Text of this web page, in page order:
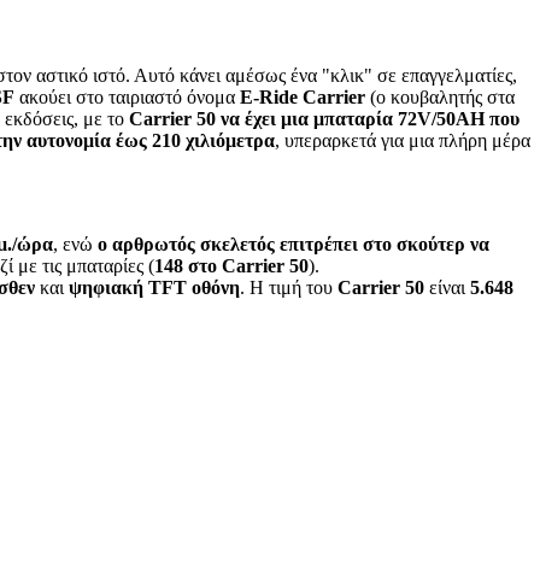
αστικό ιστό. Αυτό κάνει αμέσως ένα "κλικ" σε επαγγελματίες,
ακούει στο ταιριαστό όνομα E-Ride Carrier (ο κουβαλητής στα
με το Carrier 50 να έχει μια μπαταρία 72V/50AH που
αυτονομία έως 210 χιλιόμετρα, υπεραρκετά για μια πλήρη μέρα
ώρα, ενώ ο αρθρωτός σκελετός επιτρέπει στο σκούτερ να
με τις μπαταρίες (148 στο Carrier 50).
καιψηφιακή TFT οθόνη. Η τιμή του Carrier 50 είναι5.648